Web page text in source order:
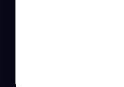
Amministrative